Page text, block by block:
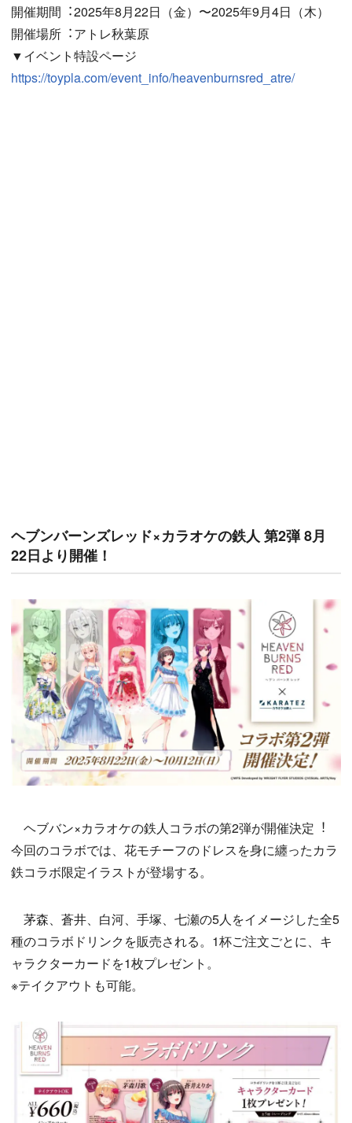
開催期間︓2025年8月22日（金）〜2025年9月4日（木）
開催場所︓アトレ秋葉原
▼イベント特設ページ
https://toypla.com/event_info/heavenburnsred_atre/
ヘブンバーンズレッド×カラオケの鉄人 第2弾 8月
22日より開催！
ヘブバン×カラオケの鉄人コラボの第2弾が開催決定︕
今回のコラボでは、花モチーフのドレスを身に纏ったカラ
鉄コラボ限定イラストが登場する。
茅森、蒼井、白河、手塚、七瀬の5人をイメージした全5
種のコラボドリンクを販売される。1杯ご注文ごとに、キ
ャラクターカードを1枚プレゼント。
※テイクアウトも可能。